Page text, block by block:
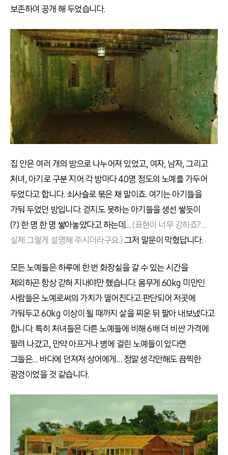
보존하여 공개 해 두었습니다.
집 안은 여러 개의 방으로 나누어져 있었고, 여자, 남자, 그리고
처녀, 아기로 구분 지어 각 방마다 40명 정도의 노예를 가두어
두었다고 합니다. 쇠사슬로 묶은 채 말이죠. 여기는 아기들을
가둬 두었던 방입니다. 걷지도 못하는 아기들을 생선 쌓듯이
(?) 한 명 한 명 쌓아놓았다고 하는데…(표현이 너무 강하죠?…
실제 그렇게 설명해 주시더라구요.)그저 말문이 막혔답니다.
모든 노예들은 하루에 한 번 화장실을 갈 수 있는 시간을
제외하곤 항상 갇혀 지내야만 했습니다. 몸무게 60kg 미만인
사람들은 노예로써의 가치가 떨어진다고 판단되어 저곳에
가둬두고 60kg 이상이 될 때까지 살을 찌운 뒤 팔아 내보냈다고
합니다. 특히 처녀들은 다른 노예들에 비해 6배 더 비싼 가격에
팔려 나갔고, 만약 아프거나 병에 걸린 노예들이 있다면
그들은… 바다에 던져져 상어에게… 정말 생각만해도 끔찍한
광경이었을 것 같습니다.